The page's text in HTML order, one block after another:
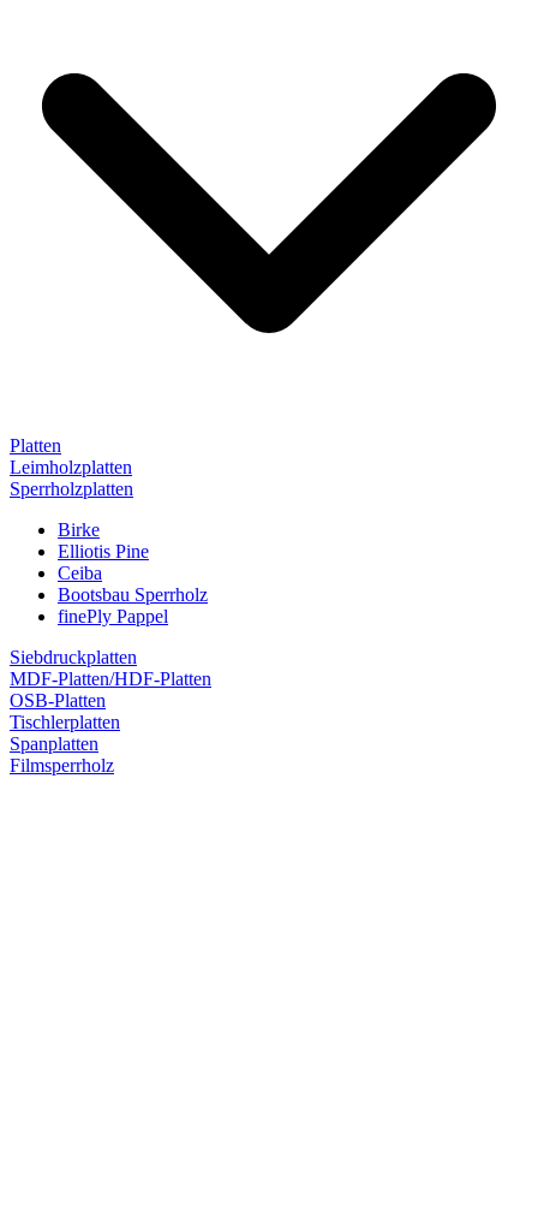
Platten
Leimholzplatten
Sperrholzplatten
Birke
Elliotis Pine
Ceiba
Bootsbau Sperrholz
finePly Pappel
Siebdruckplatten
MDF-Platten/HDF-Platten
OSB-Platten
Tischlerplatten
Spanplatten
Filmsperrholz